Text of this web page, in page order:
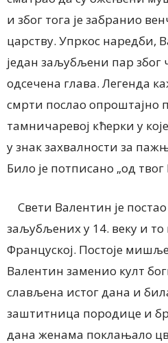
и због тога је забранио
царству. Упркос наредби,
један заљубљени пар због
одсечена глава. Легенда
смрти послао опроштајно
тамничаревој кћерки у
у знак захвалности за
Било је потписано „од
Свети Валентин је
заљубљених у 14. веку и то
Француској. Постоје
Валентин заменио култ
слављена истог дана и
заштитница породице и
дана женама поклањало